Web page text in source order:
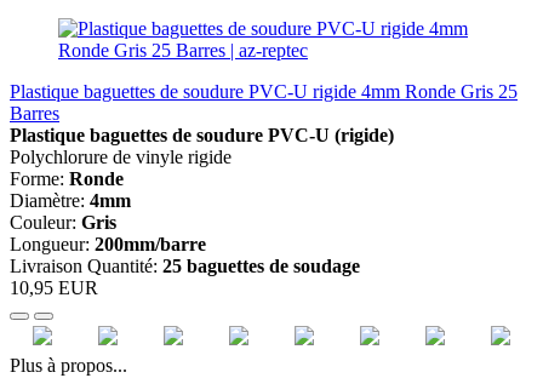
Plastique baguettes de soudure PVC-U rigide 4mm Ronde Gris 25
Barres
Plastique baguettes de soudure PVC-U (rigide)
Polychlorure de vinyle rigide
Forme: Ronde
Diamètre: 4mm
Couleur: Gris
Longueur: 200mm/barre
Livraison Quantité: 25 baguettes de soudage
10,95 EUR
Plus à propos...